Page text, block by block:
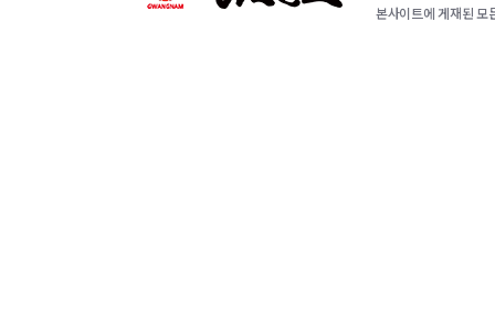
본사이트에 게재된 모